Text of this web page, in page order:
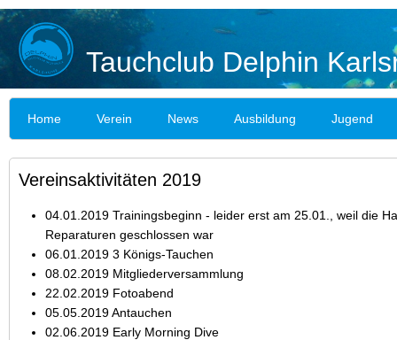
Tauchclub Delphin
Home Verein News Ausbildung Jugend
Vereinsaktivitäten 2019
04.01.2019 Trainingsbeginn - leider erst am 25.01., weil die
Reparaturen geschlossen war
06.01.2019 3 Königs-Tauchen
08.02.2019 Mitgliederversammlung
22.02.2019 Fotoabend
05.05.2019 Antauchen
02.06.2019 Early Morning Dive